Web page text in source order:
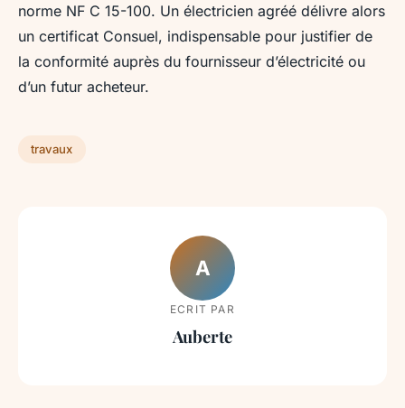
norme NF C 15-100. Un électricien agréé délivre alors
un certificat Consuel, indispensable pour justifier de
la conformité auprès du fournisseur d’électricité ou
d’un futur acheteur.
travaux
A
ECRIT PAR
Auberte